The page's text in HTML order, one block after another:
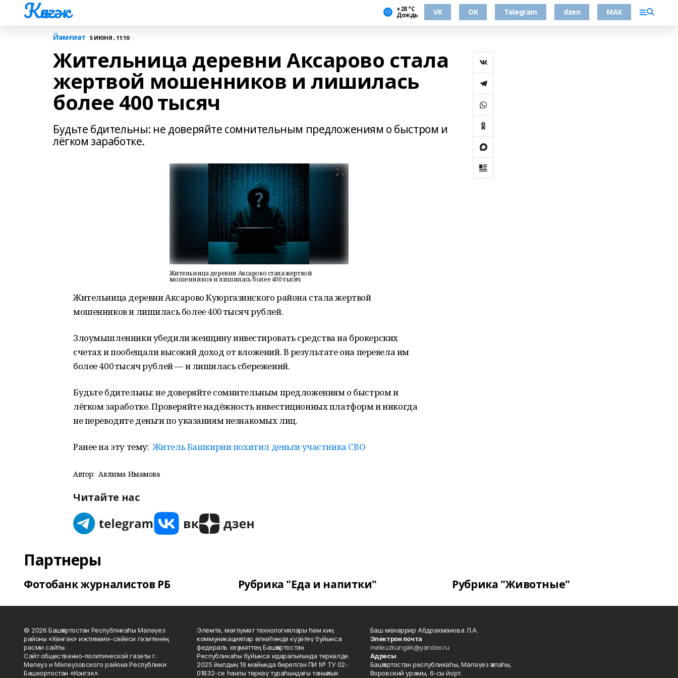
Көнгәк +28 °С
Дождь VK ОК Telegram dzen MAX
Йәмғиәт 5 ИЮНЯ , 11:10
Жительница деревни Аксарово стала
жертвой мошенников и лишилась
более 400 тысяч
Будьте бдительны: не доверяйте сомнительным предложениям о быстром и
лёгком заработке.
Жительница деревни Аксарово стала жертвой
мошенников и лишилась более 400 тысяч
Жительница деревни Аксарово Куюргазинского района стала жертвой
мошенников и лишилась более 400 тысяч рублей.
Злоумышленники убедили женщину инвестировать средства на брокерских
счетах и пообещали высокий доход от вложений. В результате она перевела им
более 400 тысяч рублей — и лишилась сбережений.
Будьте бдительны: не доверяйте сомнительным предложениям о быстром и
лёгком заработке. Проверяйте надёжность инвестиционных платформ и никогда
не переводите деньги по указаниям незнакомых лиц.
Ранее на эту тему: Житель Башкирии похитил деньги участника СВО
Автор: Аклима Имамова
Читайте нас
Партнеры
Фотобанк журналистов РБ Рубрика "Еда и напитки" Рубрика "Животные"
© 2026 Башҡортостан Республикаһы Мәләүез
районы «Көнгәк» ижтимағи-сәйәси гәзитенең
рәсми сайты.
Сайт общественно-политической газеты г.
Мелеуз и Мелеузовского района Республики
Башкортостан «Конгэк».
Элемтә, мәғлүмәт технологиялары һәм киң
коммуникациялар өлкәһендә күҙәтеү буйынса
федераль хеҙмәттең Башҡортостан
Республикаһы буйынса идаралығында теркәлде.
2025 йылдың 19 майында бирелгән ПИ № ТУ 02-
01832-се һанлы теркәү тураһындағы таныҡлыҡ.
Баш мөхәррир Абдрахманова Л.А.
Электрон почта
meleuzkungak@yandex.ru
Адресы
Башҡортостан республикаһы, Мәләүез ҡалаһы,
Воровский урамы, 6-сы йорт.